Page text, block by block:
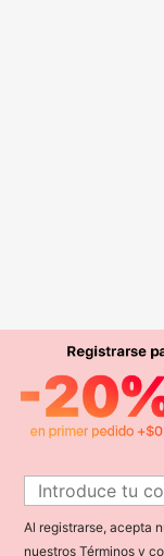
Al registrarse, acepta
nuestrosTérminos y